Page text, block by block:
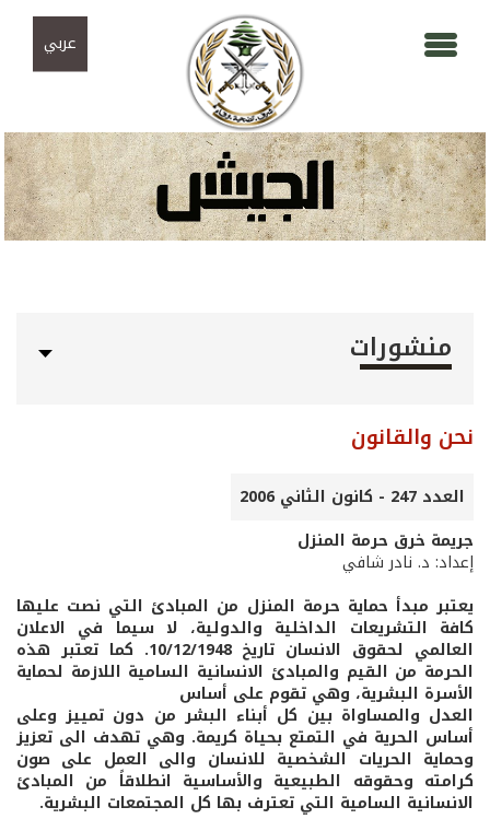
عربي
منشورات
نحن والقانون
العدد 247 - كانون الثاني 2006
جريمة خرق حرمة المنزل
إعداد: د. نادر شافي
يعتبر مبدأ حماية حرمة المنزل من المبادئ التي نصت عليها
كافة التشريعات الداخلية والدولية، لا سيما في الاعلان
العالمي لحقوق الانسان تاريخ 10/12/1948. كما تعتبر هذه
الحرمة من القيم والمبادئ الانسانية السامية اللازمة لحماية
الأسرة البشرية، وهي تقوم على أساس
العدل والمساواة بين كل أبناء البشر من دون تمييز وعلى
أساس الحرية في التمتع بحياة كريمة. وهي تهدف الى تعزيز
وحماية الحريات الشخصية للانسان والى العمل على صون
كرامته وحقوقه الطبيعية والأساسية انطلاقاً من المبادئ
الانسانية السامية التي تعترف بها كل المجتمعات البشرية.